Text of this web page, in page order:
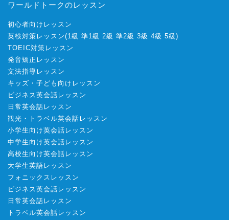
ワールドトークのレッスン
初心者向けレッスン
英検対策レッスン(1級 準1級 2級 準2級 3級 4級 5級 )
TOEIC対策レッスン
発音矯正レッスン
文法指導レッスン
キッズ・子ども向けレッスン
ビジネス英会話レッスン
日常英会話レッスン
観光・トラベル英会話レッスン
小学生向け英会話レッスン
中学生向け英会話レッスン
高校生向け英会話レッスン
大学生英語レッスン
フォニックスレッスン
ビジネス英会話レッスン
日常英会話レッスン
トラベル英会話レッスン